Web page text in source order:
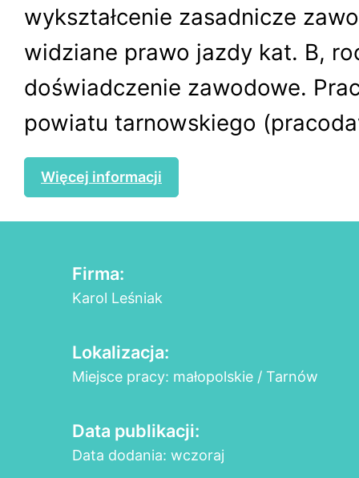
wykształcenie zasadnicze
widziane prawo jazdy kat. B,
doświadczenie zawodowe.
powiatu tarnowskiego
Więcej informacji
Firma:
Karol Leśniak
Lokalizacja:
Miejsce pracy: małopolskie / Tarnów
Data publikacji:
Data dodania: wczoraj